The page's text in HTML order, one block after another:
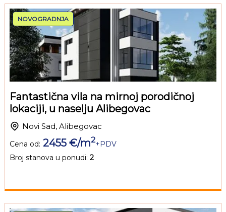
NOVOGRADNJA
Fantastična vila na mirnoj porodičnoj
lokaciji, u naselju Alibegovac
Novi Sad, Alibegovac
Cena od: 2455 €/m2+PDV
Broj stanova u ponudi: 2